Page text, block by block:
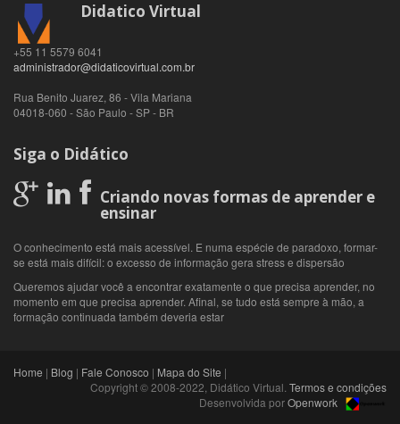
Didatico Virtual
+55 11 5579 6041
administrador@didaticovirtual.com.br
Rua Benito Juarez, 86 - Vila Mariana
04018-060 -São Paulo -SP- BR
Siga o Didático
Criando novas formas de aprender e
ensinar
O conhecimento está mais acessível. E numa espécie de paradoxo, formar-
se está mais difícil: o excesso de informação gera stress e dispersão
Queremos ajudar você a encontrar exatamente o que precisa aprender, no
momento em que precisa aprender. Afinal, se tudo está sempre à mão, a
formação continuada também deveria estar
Home | Blog | Fale Conosco | Mapa do Site |
Copyright © 2008-2022, Didático Virtual. Termos e condições
Desenvolvida porOpenwork